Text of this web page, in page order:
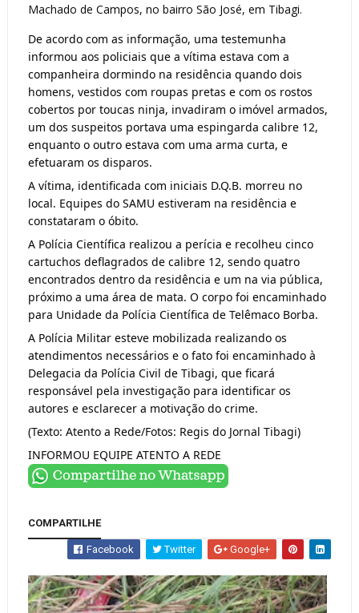
Machado de Campos, no bairro São José, em Tibagi.
De acordo com as informação, uma testemunha
informou aos policiais que a vítima estava com a
companheira dormindo na residência quando dois
homens, vestidos com roupas pretas e com os rostos
cobertos por toucas ninja, invadiram o imóvel armados,
um dos suspeitos portava uma espingarda calibre 12,
enquanto o outro estava com uma arma curta, e
efetuaram os disparos.
A vítima, identificada com iniciais D.Q.B. morreu no
local. Equipes do SAMU estiveram na residência e
constataram o óbito.
A Polícia Científica realizou a perícia e recolheu cinco
cartuchos deflagrados de calibre 12, sendo quatro
encontrados dentro da residência e um na via pública,
próximo a uma área de mata. O corpo foi encaminhado
para Unidade da Polícia Científica de Telêmaco Borba.
A Polícia Militar esteve mobilizada realizando os
atendimentos necessários e o fato foi encaminhado à
Delegacia da Polícia Civil de Tibagi, que ficará
responsável pela investigação para identificar os
autores e esclarecer a motivação do crime.
(Texto: Atento a Rede/Fotos: Regis do Jornal Tibagi)
INFORMOU EQUIPE ATENTO A REDE
COMPARTILHE
Facebook Twitter Google+